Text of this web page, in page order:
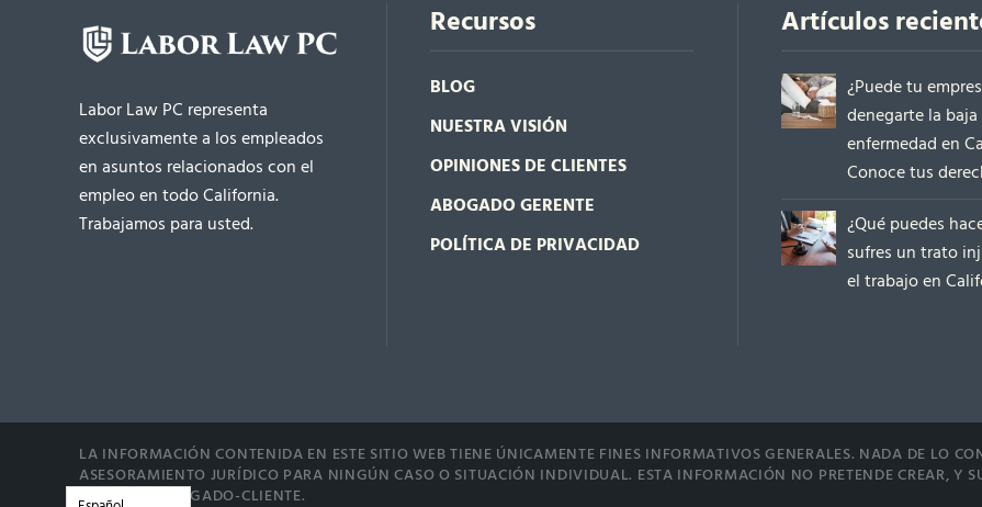
Labor Law PC representa
exclusivamente a los empleados
en asuntos relacionados con el
empleo en todo California.
Trabajamos para usted.
Recursos
BLOG
NUESTRA VISIÓN
OPINIONES DE CLIENTES
ABOGADO GERENTE
POLÍTICA DE PRIVACIDAD
Artículos
¿Puede tu
denegarte la
enfermedad en
Conoce tus
¿Qué puedes
sufres un trato
el trabajo en
LA INFORMACIÓN CONTENIDA EN ESTE SITIO WEB TIENE ÚNICAMENTE FINES INFORMATIVOS GENERALES. NADA DE LO
ASESORAMIENTO JURÍDICO PARA NINGÚN CASO O SITUACIÓN INDIVIDUAL. ESTA INFORMACIÓN NO PRETENDE CREAR, Y
RELACIÓN ABOGADO-CLIENTE.